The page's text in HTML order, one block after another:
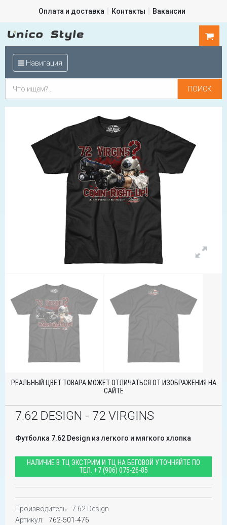
Оплата и доставка Контакты Вакансии
Навигация
РЕАЛЬНЫЙ ЦВЕТ ТОВАРА МОЖЕТ ОТЛИЧАТЬСЯ ОТ ИЗОБРАЖЕНИЯ НА
САЙТЕ
7.62 DESIGN - 72 VIRGINS
Футболка 7.62 Design из легкого и мягкого хлопка
НАЛИЧИЕ В ТЦ ЭКСТРИМ И ТЦ НА БЕГОВОЙ УТОЧНЯЙТЕ ПО
ТЕЛ. +7 (906) 075-26-85
Производитель
7.62 Design
Артикул:
762-501-476